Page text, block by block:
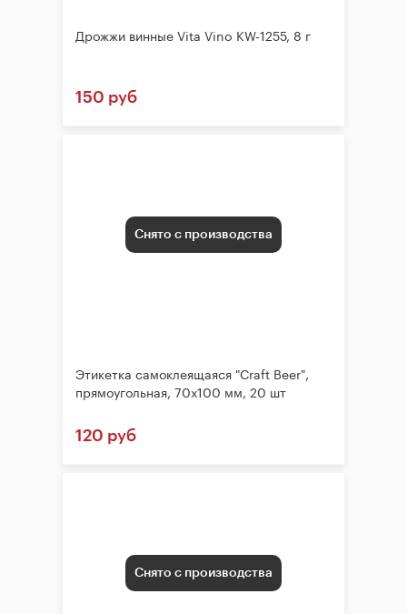
Дрожжи винные Vita Vino KW-1255, 8 г
150 руб
Снято с производства
Этикетка самоклеящаяся "Craft Beer",
прямоугольная, 70х100 мм, 20 шт
120 руб
Снято с производства